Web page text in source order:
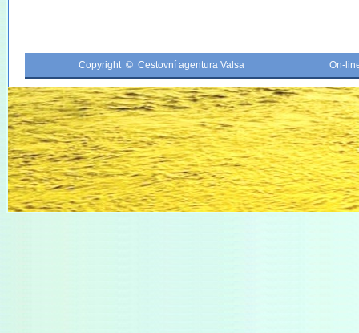
Copyright © Cestovní agentura Valsa On-